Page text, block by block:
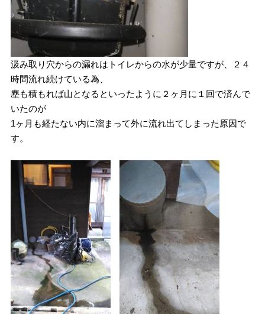
汲み取り穴からの漏れはトイレからの水が少量ですが、２４
時間流れ続けている為、
塵も積もれば山となるといったように２ヶ月に１回で済んで
いたのが
1ヶ月も経たない内に溜まって外に流れ出てしまった原因で
す。